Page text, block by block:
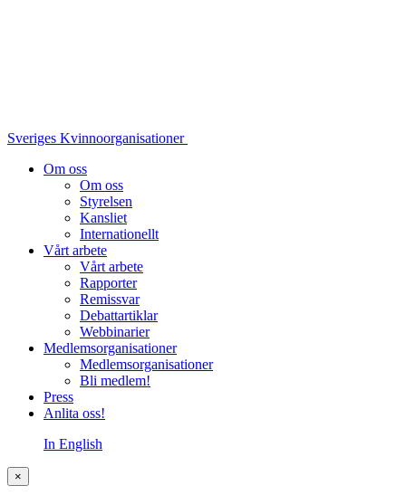
Sveriges Kvinnoorganisationer
Om oss
Om oss
Styrelsen
Kansliet
Internationellt
Vårt arbete
Vårt arbete
Rapporter
Remissvar
Debattartiklar
Webbinarier
Medlemsorganisationer
Medlemsorganisationer
Bli medlem!
Press
Anlita oss!
In English
×